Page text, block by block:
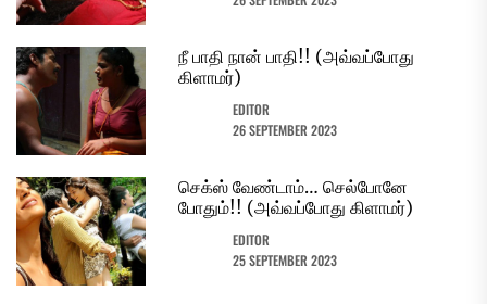
நீ பாதி நான் பாதி!! (அவ்வப்போது
கிளாமர்)
EDITOR
26 SEPTEMBER 2023
செக்ஸ் வேண்டாம்… செல்போனே
போதும்!! (அவ்வப்போது கிளாமர்)
EDITOR
25 SEPTEMBER 2023